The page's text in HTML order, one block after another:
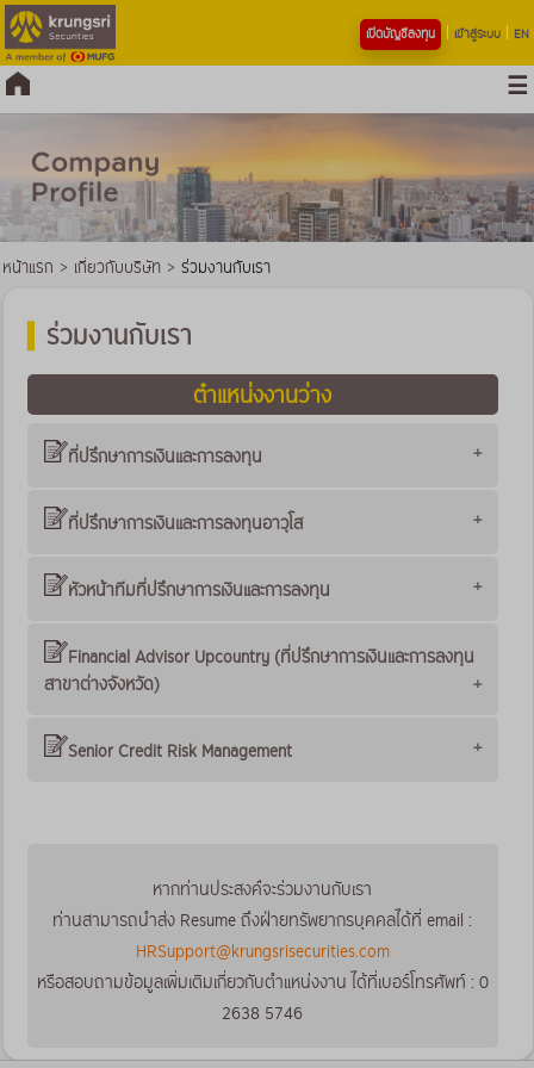
เปิดบัญชีลงทุน เข้าสู่ระบบ EN
หน้าแรก > เกี่ยวกับบริษัท > ร่วมงานกับเรา
ร่วมงานกับเรา
ตำแหน่งงานว่าง
ที่ปรึกษาการเงินและการลงทุน
ที่ปรึกษาการเงินและการลงทุนอาวุโส
หัวหน้าทีมที่ปรึกษาการเงินและการลงทุน
Financial Advisor Upcountry (ที่ปรึกษาการเงินและการลงทุน
สาขาต่างจังหวัด)
Senior Credit Risk Management
หากท่านประสงค์่จะร่วมงานกับเรา
ท่านสามารถนำส่ง Resume ถึงฝ่ายทรัพยากรบุคคลได้ที่ email :
HRSupport@krungsrisecurities.com
หรือสอบถามข้อมูลเพิ่มเติมเกี่ยวกับตำแหน่งงาน ได้ที่เบอร์โทรศัพท์ : 0
2638 5746